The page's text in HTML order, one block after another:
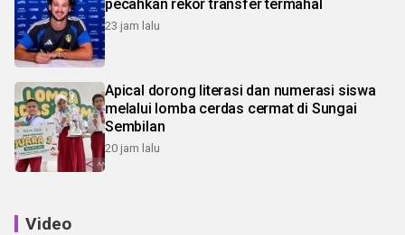
pecahkan rekor transfer termahal
23 jam lalu
Apical dorong literasi dan numerasi siswa
melalui lomba cerdas cermat di Sungai
Sembilan
20 jam lalu
Video